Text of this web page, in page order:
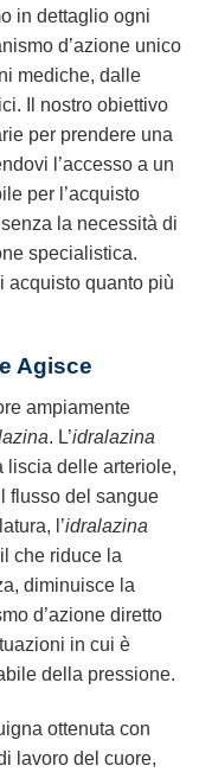
in dettaglio ogni
d’azione unico
mediche, dalle
Il nostro obiettivo
per prendere una
l’accesso a un
per l’acquisto
la necessità di
specialistica.
acquisto quanto più
Agisce
ampiamente
. L’idralazina
liscia delle arteriole,
flusso del sangue
l’idralazina
che riduce la
diminuisce la
d’azione diretto
in cui è
della pressione.
ottenuta con
lavoro del cuore,